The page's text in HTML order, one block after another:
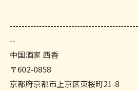
--
中国酒家 西香
〒602-0858
京都府京都市上京区東桜町21-8